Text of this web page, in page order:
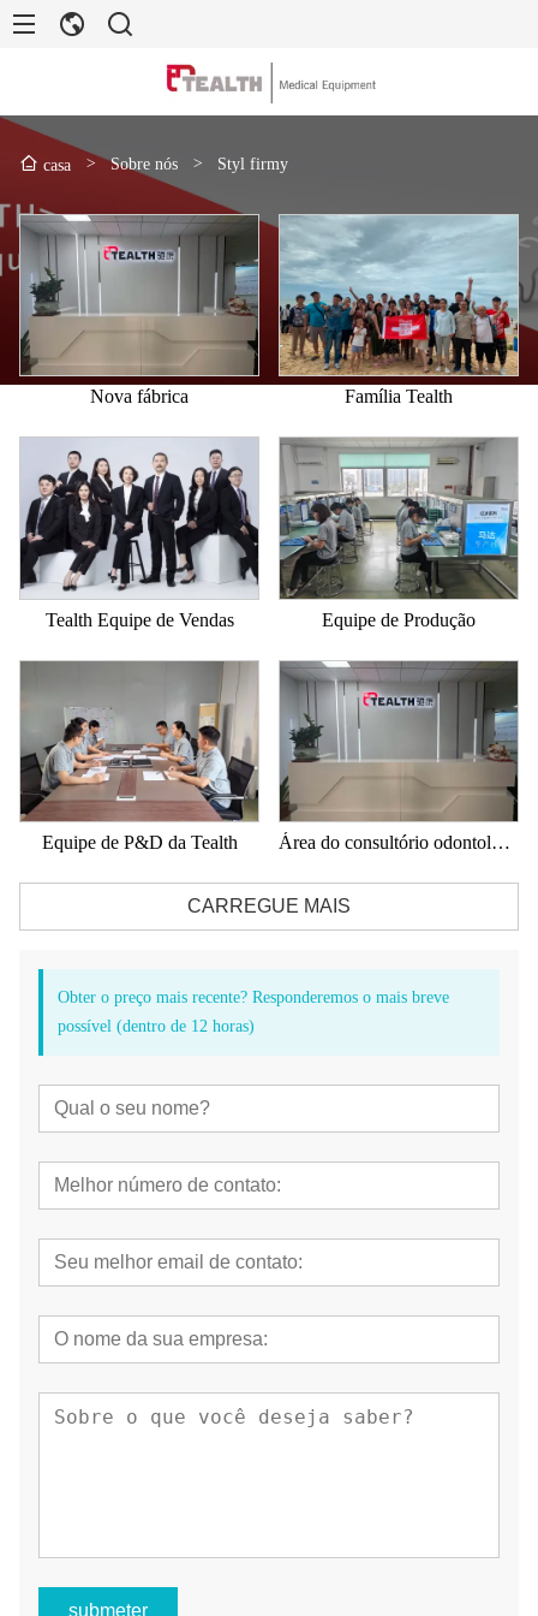
casa > Sobre nós > Styl firmy
Nova fábrica Família Tealth
Tealth Equipe de Vendas Equipe de Produção
Equipe de P&D da Tealth Área do consultório odontológico
CARREGUE MAIS
Obter o preço mais recente? Responderemos o mais breve
possível (dentro de 12 horas)
submeter